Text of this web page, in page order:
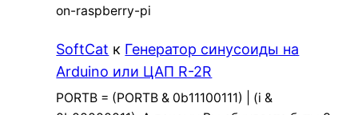
on-raspberry-pi
SoftCat к Генератор синусоиды на
Arduino или ЦАП R-2R
PORTB = (PORTB & 0b11100111) | (i &